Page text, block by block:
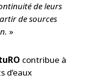
de leurs
de sources
»
contribue à
d’eaux